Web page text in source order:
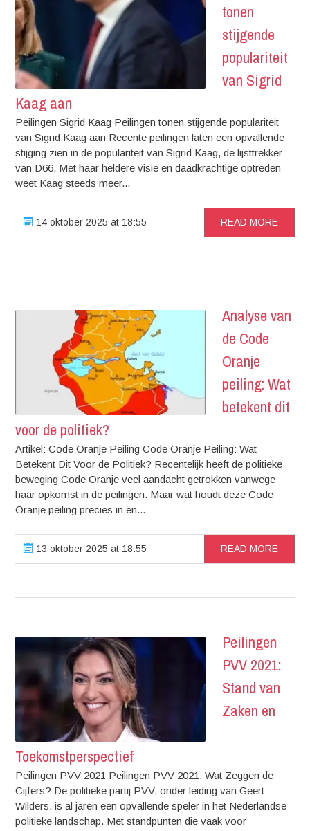
tonen
stijgende
populariteit
van Sigrid
Kaag aan
Peilingen Sigrid Kaag Peilingen tonen stijgende populariteit
van Sigrid Kaag aan Recente peilingen laten een opvallende
stijging zien in de populariteit van Sigrid Kaag, de lijsttrekker
van D66. Met haar heldere visie en daadkrachtige optreden
weet Kaag steeds meer...
14 oktober 2025 at 18:55 READ MORE
Analyse van
de Code
Oranje
peiling: Wat
betekent dit
voor de politiek?
Artikel: Code Oranje Peiling Code Oranje Peiling: Wat
Betekent Dit Voor de Politiek? Recentelijk heeft de politieke
beweging Code Oranje veel aandacht getrokken vanwege
haar opkomst in de peilingen. Maar wat houdt deze Code
Oranje peiling precies in en...
13 oktober 2025 at 18:55 READ MORE
Peilingen
PVV 2021:
Stand van
Zaken en
Toekomstperspectief
Peilingen PVV 2021 Peilingen PVV 2021: Wat Zeggen de
Cijfers? De politieke partij PVV, onder leiding van Geert
Wilders, is al jaren een opvallende speler in het Nederlandse
politieke landschap. Met standpunten die vaak voor